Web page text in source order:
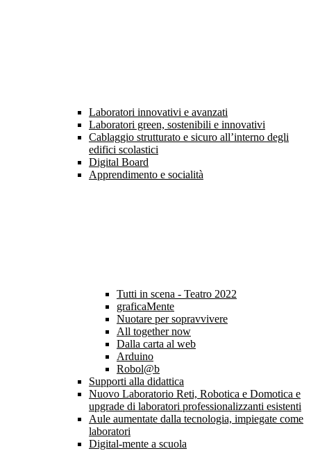
Laboratori innovativi e avanzati
Laboratori green, sostenibili e innovativi
Cablaggio strutturato e sicuro all’interno degli
edifici scolastici
Digital Board
Apprendimento e socialità
Tutti in scena - Teatro 2022
graficaMente
Nuotare per sopravvivere
All together now
Dalla carta al web
Arduino
Robol@b
Supporti alla didattica
Nuovo Laboratorio Reti, Robotica e Domotica e
upgrade di laboratori professionalizzanti esistenti
Aule aumentate dalla tecnologia, impiegate come
laboratori
Digital-mente a scuola